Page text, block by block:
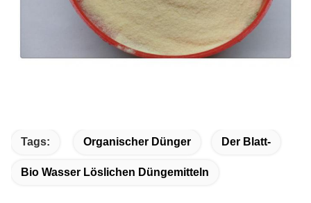
Tags: Organischer Dünger Der Blatt-
Bio Wasser Löslichen Düngemitteln